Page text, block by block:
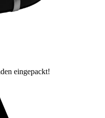
eingepackt!